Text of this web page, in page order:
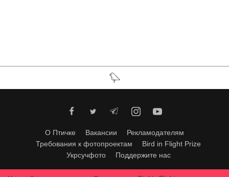
О Птичке Вакансии
Рекламодателям
Требования к фотопроектам
Bird in Flight Prize
Укрсучфото
Поддержите нас